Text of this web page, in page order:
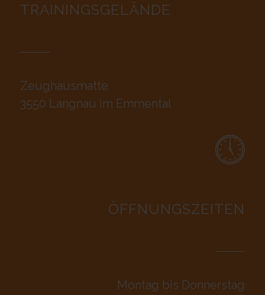
TRAININGSGELÄNDE
Zeughausmatte
3550 Langnau im Emmental
ÖFFNUNGSZEITEN
Montag bis Donnerstag